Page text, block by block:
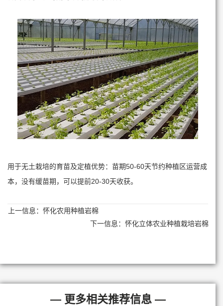
用于无土栽培的育苗及定植优势：苗期50-60天节约种植区运营成
本，没有缓苗期，可以提前20-30天收获。
上一信息： 怀化农用种植岩棉
下一信息：怀化立体农业种植栽培岩棉
— 更多相关推荐信息 —